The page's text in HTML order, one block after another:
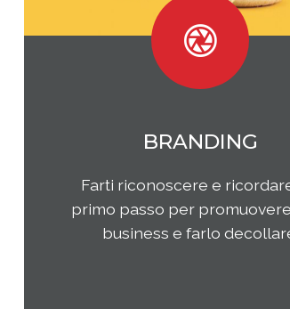
MARKETING
Qual è il tuo rapporto con i
come questi ultimi
tua impresa e i tuoi prodotti
riferimento?